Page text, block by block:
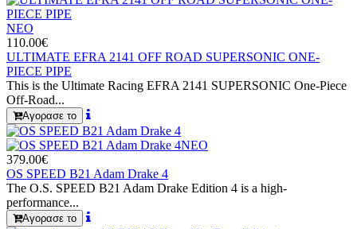
ΝΕΟ
110.00€
ULTIMATE EFRA 2141 OFF ROAD SUPERSONIC ONE-
PIECE PIPE
This is the Ultimate Racing EFRA 2141 SUPERSONIC One-Piece
Off-Road...
Αγορασε το
ΝΕΟ
379.00€
OS SPEED B21 Adam Drake 4
The O.S. SPEED B21 Adam Drake Edition 4 is a high-
performance...
Αγορασε το